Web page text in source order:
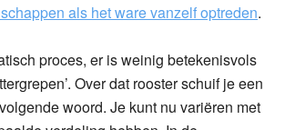
als het ware vanzelf optreden.
proces, er is weinig betekenisvols
Over dat rooster schuif je een
woord. Je kunt nu variëren met